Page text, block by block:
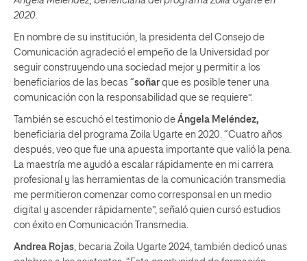
2020.
En nombre de su institución, la presidenta del Consejo de
Comunicación agradeció el empeño de la Universidad por
seguir construyendo una sociedad mejor y permitir a los
beneficiarios de las becas “soñar que es posible tener una
comunicación con la responsabilidad que se requiere”.
También se escuchó el testimonio de Ángela Meléndez,
beneficiaria del programa Zoila Ugarte en 2020. “Cuatro años
después, veo que fue una apuesta importante que valió la pena.
La maestría me ayudó a escalar rápidamente en mi carrera
profesional y las herramientas de la comunicación transmedia
me permitieron comenzar como corresponsal en un medio
digital y ascender rápidamente”, señaló quien cursó estudios
con éxito en Comunicación Transmedia.
Andrea Rojas , becaria Zoila Ugarte 2024, también dedicó unas